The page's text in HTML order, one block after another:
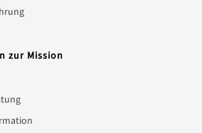
zur Mission